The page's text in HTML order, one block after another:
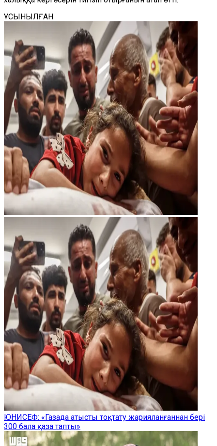
ҰСЫНЫЛҒАН
ЮНИСЕФ: «Газада атысты тоқтату жарияланғаннан бері
300 бала қаза тапты»